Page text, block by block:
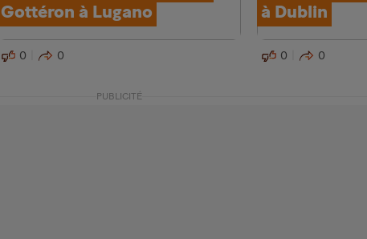
Gottéron à Lugano
0 0
à Dublin
0 0
PUBLICITÉ